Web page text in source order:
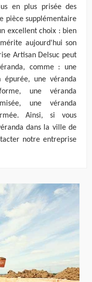
en plus prisée des
pièce supplémentaire
excellent choix : bien
aujourd'hui son
Artisan Delsuc peut
comme : une
épurée, une véranda
une véranda
une véranda
Ainsi, si vous
dans la ville de
notre entreprise